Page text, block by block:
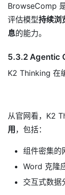
BrowseComp
评估模型持续浏
息的能力。
5.3.2 Agentic
K2 Thinking 在
从官网看，K2
用 ，包括：
组件密集的
Word 克隆
交互式数据